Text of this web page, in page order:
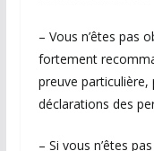
– Vous n’êtes pas
fortement
preuve
déclarations des
– Si vous n’êtes